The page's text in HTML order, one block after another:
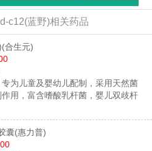
c12(蓝野)相关药品
(合生元)
为儿童及婴幼儿配制，采用天然菌
用，富含嗜酸乳杆菌，婴儿双歧杆
囊(惠力普)